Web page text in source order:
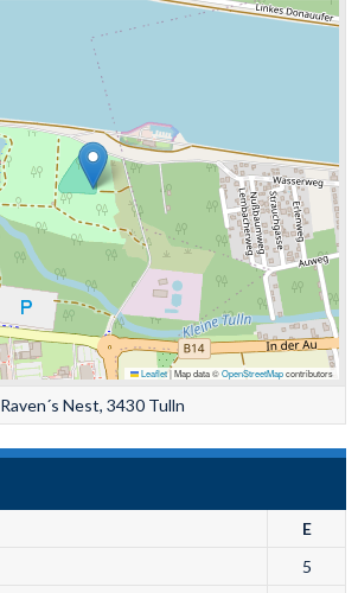
Leaflet|Map data ©OpenStreetMapcontributors
Raven´s Nest, 3430 Tulln
E
5